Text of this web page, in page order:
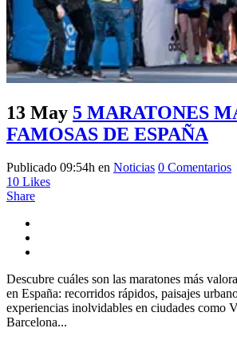
13 May 5 MARATONES
FAMOSAS DE ESPAÑA
Publicado 09:54h en Noticias 0 Comentarios
10 Likes
Share
Descubre cuáles son las maratones más
en España: recorridos rápidos, paisajes
experiencias inolvidables en ciudades como
Barcelona...